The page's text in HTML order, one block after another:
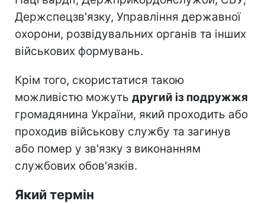
Держспецзв'язку, Управління державної
охорони, розвідувальних органів та інших
військових формувань.
Крім того, скористатися такою
можливістю можуть другий із подружжя
громадянина України, який проходить або
проходив військову службу та загинув
або помер у зв'язку з виконанням
службових обов'язків.
Який термін